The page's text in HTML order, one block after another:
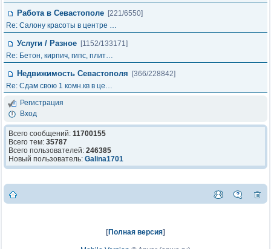
Работа в Севастополе [221/6550]
Re: Салону красоты в центре …
Услуги / Разное [1152/133171]
Re: Бетон, кирпич, гипс, плит…
Недвижимость Севастополя
[366/228842]
Re: Сдам свою 1 комн.кв в це…
Регистрация
Вход
Всего сообщений: 11700155
Всего тем: 35787
Всего пользователей: 246385
Новый пользователь: Galina1701
[Полная версия]